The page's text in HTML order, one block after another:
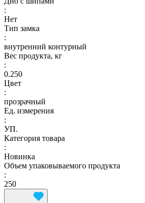
:
Нет
Тип замка
:
внутренний контурный
Вес продукта, кг
:
0.250
Цвет
:
прозрачный
Ед. измерения
:
УП.
Категория товара
:
Новинка
Объем упаковываемого продукта
:
250